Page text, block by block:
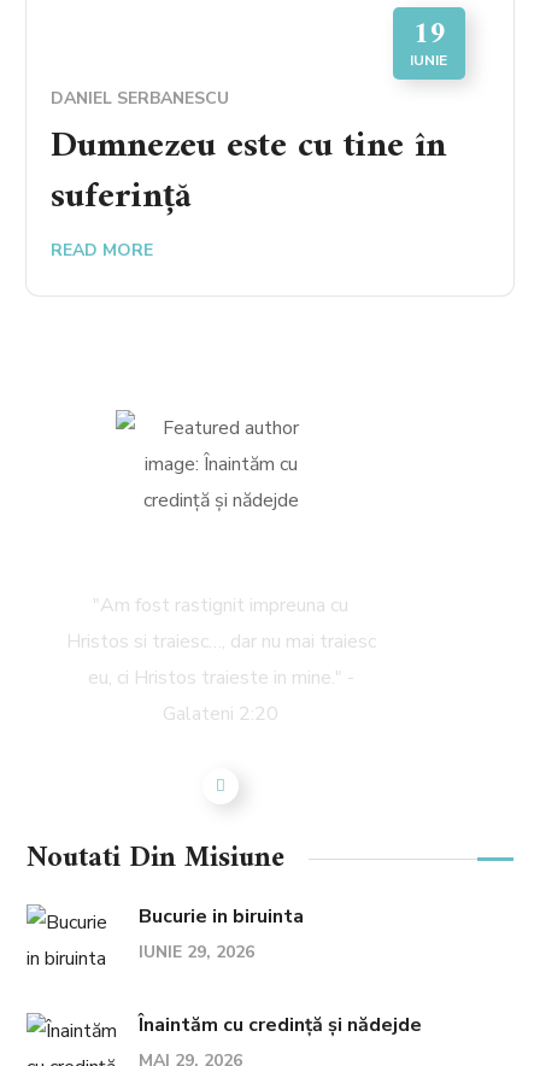
19
IUNIE
DANIEL SERBANESCU
Dumnezeu este cu tine în
suferință
READ MORE
"Am fost rastignit impreuna cu
Hristos si traiesc…, dar nu mai traiesc
eu, ci Hristos traieste in mine." -
Galateni 2:20
Noutati Din Misiune
Bucurie in biruinta
IUNIE 29, 2026
Înaintăm cu credință și nădejde
MAI 29, 2026